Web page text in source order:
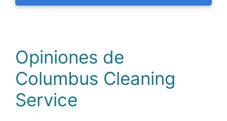
Opiniones de
Columbus Cleaning
Service